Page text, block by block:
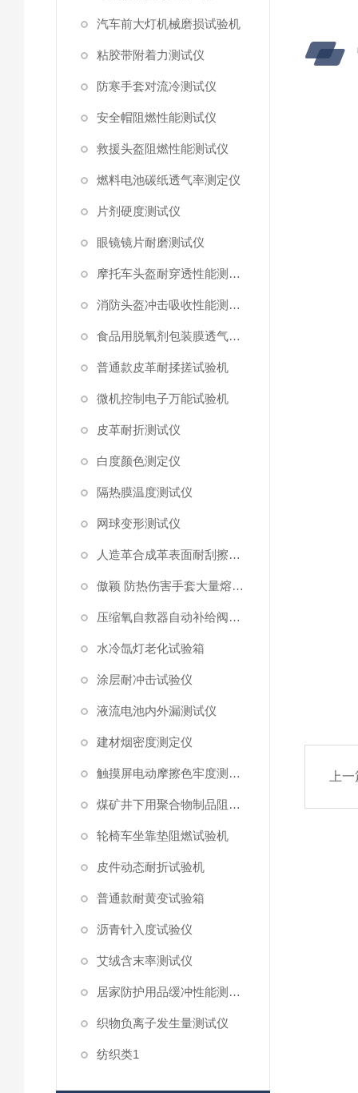
汽车前大灯机械磨损试验机
粘胶带附着力测试仪
防寒手套对流冷测试仪
安全帽阻燃性能测试仪
救援头盔阻燃性能测试仪
燃料电池碳纸透气率测定仪
片剂硬度测试仪
眼镜镜片耐磨测试仪
摩托车头盔耐穿透性能测试仪
消防头盔冲击吸收性能测试仪
食品用脱氧剂包装膜透气阻力测试仪
普通款皮革耐揉搓试验机
微机控制电子万能试验机
皮革耐折测试仪
白度颜色测定仪
隔热膜温度测试仪
网球变形测试仪
人造革合成革表面耐刮擦综合测试仪
傲颖 防热伤害手套大量熔融金属泼溅测试仪
压缩氧自救器自动补给阀门和安全阀开启压力
水冷氙灯老化试验箱
涂层耐冲击试验仪
液流电池内外漏测试仪
建材烟密度测定仪
触摸屏电动摩擦色牢度测试仪
煤矿井下用聚合物制品阻燃性测试仪
轮椅车坐靠垫阻燃试验机
皮件动态耐折试验机
普通款耐黄变试验箱
沥青针入度试验仪
艾绒含末率测试仪
居家防护用品缓冲性能测试仪
织物负离子发生量测试仪
纺织类1
上